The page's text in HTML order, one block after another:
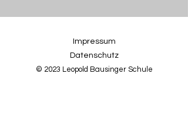
Impressum
Datenschutz
© 2023 Leopold Bausinger Schule